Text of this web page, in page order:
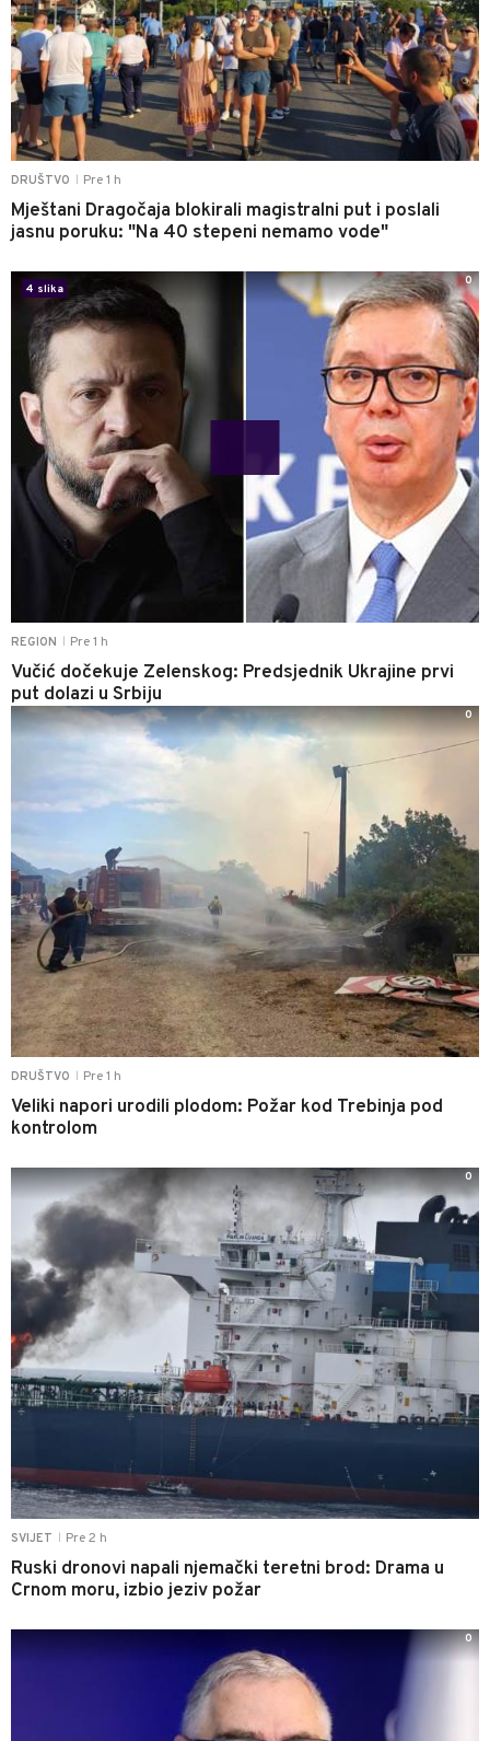
DRUŠTVO Pre 1 h
Mještani Dragočaja blokirali magistralni put i poslali
jasnu poruku: "Na 40 stepeni nemamo vode"
REGION Pre 1 h
Vučić dočekuje Zelenskog: Predsjednik Ukrajine prvi
put dolazi u Srbiju
4 slika
0
DRUŠTVO Pre 1 h
Veliki napori urodili plodom: Požar kod Trebinja pod
kontrolom
0
SVIJET Pre 2 h
Ruski dronovi napali njemački teretni brod: Drama u
Crnom moru, izbio jeziv požar
0
0